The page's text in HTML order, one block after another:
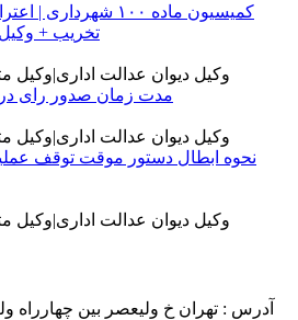
کمیسیون ماده ۱۰۰
تخریب +
مدت زمان صدور رای در
نحوه ابطال دستور موقت توقف
آدرس : تهران خ ولیعصر بین چهارراه